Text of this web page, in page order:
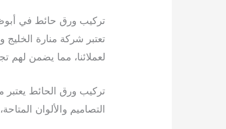
تركيب ورق حائط في
تعتبر شركة منارة
لعملائنا، مما يضمن لهم
تركيب ورق الحائط
التصاميم والألوان